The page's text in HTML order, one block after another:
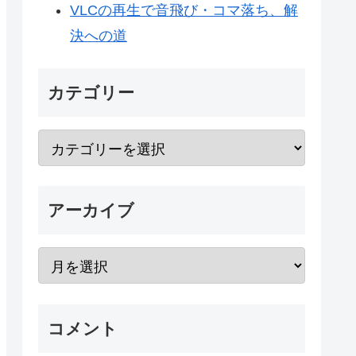
VLCの再生で音飛び・コマ落ち、解
決への道
カテゴリー
アーカイブ
コメント